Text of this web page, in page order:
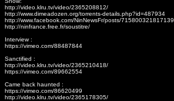
http://video.klru.tv/video/2365208812/
http://www.dimeadozen.org/torrents-details.php?id=487934
http://www.facebook.com/NinNewsFr/posts/715800321817139
http://ninfrance.free.fr/soustitre/
Interview :
https://vimeo.com/88487844
Sanctified :
http://video.klru.tv/video/2365210418/
https://vimeo.com/89662554
Came back haunted :
https://vimeo.com/86620499
http://video.klru.tv/video/2365178305/